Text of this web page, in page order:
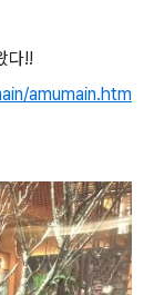
다!!
amumain.htm